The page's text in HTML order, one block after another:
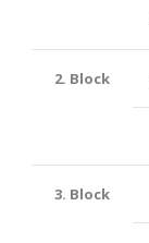
2. Block
3. Block